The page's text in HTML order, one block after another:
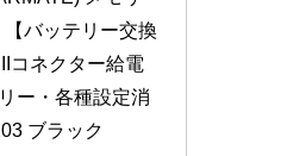
バッテリー交換
コネクター給電
ー・各種設定消
ブラック